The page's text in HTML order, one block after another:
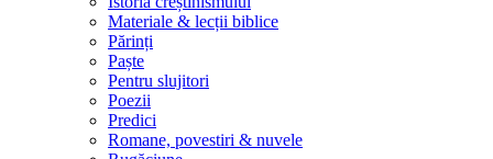
Materiale & lecții biblice
Părinți
Paște
Pentru slujitori
Poezii
Predici
Romane, povestiri & nuvele